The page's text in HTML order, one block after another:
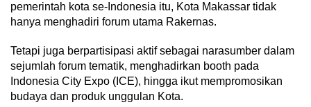
pemerintah kota se-Indonesia itu, Kota Makassar tidak
hanya menghadiri forum utama Rakernas.
Tetapi juga berpartisipasi aktif sebagai narasumber dalam
sejumlah forum tematik, menghadirkan booth pada
Indonesia City Expo (ICE), hingga ikut mempromosikan
budaya dan produk unggulan Kota.